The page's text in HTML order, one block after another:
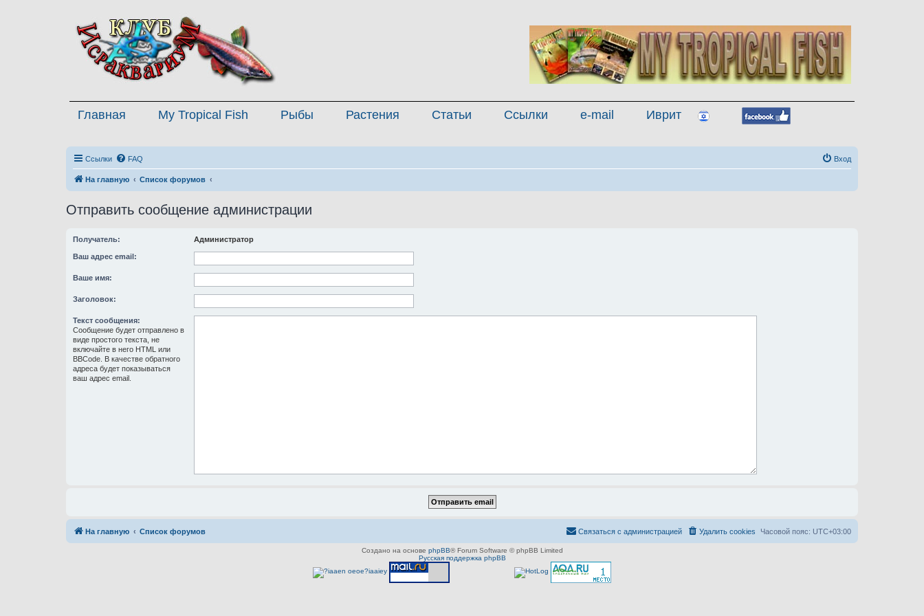
Главная My Tropical Fish Рыбы Растения Статьи Ссылки e-mail Иврит
Ссылки FAQ Вход
На главную Список форумов
Отправить сообщение администрации
Получатель: Администратор
Ваш адрес email:
Ваше имя:
Заголовок:
Текст сообщения:
Сообщение будет отправлено в
виде простого текста, не
включайте в него HTML или
BBCode. В качестве обратного
адреса будет показываться
ваш адрес email.
На главную Список форумов Часовой пояс: UTC+03:00
Удалить cookies
Связаться с администрацией
Создано на основе phpBB® Forum Software © phpBB Limited
Русская поддержка phpBB